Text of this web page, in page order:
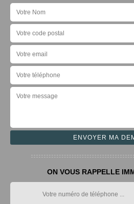
ON VOUS RAPPELLE